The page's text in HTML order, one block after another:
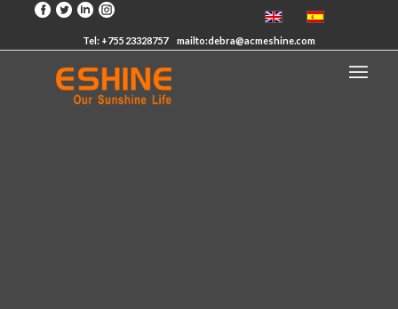
Tel: +755 23328757 mailto:debra@acmeshine.com